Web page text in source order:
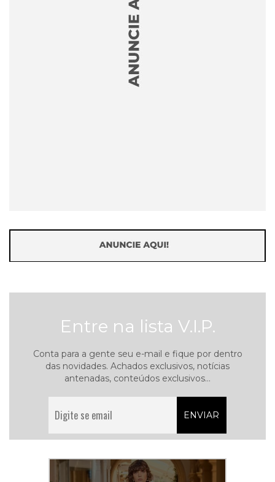
Entre na lista V.I.P.
Conta para a gente seu e-mail e fique por dentro
das novidades. Achados exclusivos, notícias
antenadas, conteúdos exclusivos...